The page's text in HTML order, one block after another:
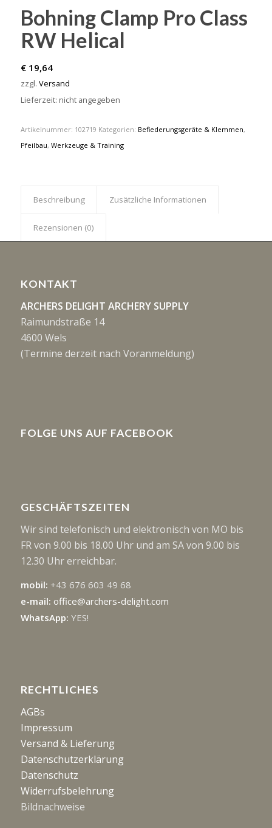
Bohning Clamp Pro Class
RW Helical
€19,64
zzgl. Versand
Lieferzeit: nicht angegeben
Artikelnummer: 102719 Kategorien: Befiederungsgeräte & Klemmen,
Pfeilbau, Werkzeuge & Training
Beschreibung Zusätzliche Informationen
Rezensionen (0)
KONTAKT
ARCHERS DELIGHT ARCHERY SUPPLY
Raimundstraße 14
4600 Wels
(Termine derzeit nach Voranmeldung)
FOLGE UNS AUF FACEBOOK
GESCHÄFTSZEITEN
Wir sind telefonisch und elektronisch von MO bis
FR von 9.00 bis 18.00 Uhr und am SA von 9.00 bis
12.30 Uhr erreichbar.
mobil: +43 676 603 49 68
e-mail: office@archers-delight.com
WhatsApp: YES!
RECHTLICHES
AGBs
Impressum
Versand & Lieferung
Datenschutzerklärung
Datenschutz
Widerrufsbelehrung
Bildnachweise